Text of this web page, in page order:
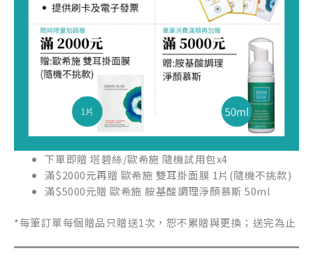
下單即贈 塔碧絲/歐希施 隨機試用包x4
滿$2000元再贈 歐希施 雙耳掛面膜 1片(隨機不挑款)
滿$5000元贈 歐希施 胺基酸調理淨顏慕斯 50ml
*每筆訂單每個贈品只贈送1次，恕不累贈與更換；送完為止